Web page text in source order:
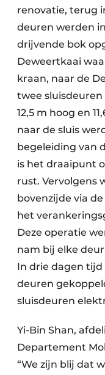
renovatie, terug
deuren werden
drijvende bok
Deweertkaai
kraan, naar de
twee
12,5 m hoog en
naar de sluis
begeleiding van
is het draaipunt
rust. Vervolgens
bovenzijde via
het
Deze operatie
nam bij elke
In drie dagen
deuren
sluisdeuren
Yi-Bin Shan,
Departement
“We zijn blij dat